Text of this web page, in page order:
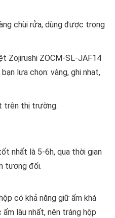
chùi rửa, dùng được trong
Zojirushi ZOCM-SL-JAF14
lựa chọn: vàng, ghi nhạt,
trên thị trường.
nhất là 5-6h, qua thời gian
tương đối.
có khả năng giữ ấm khá
lâu nhất, nên tráng hộp